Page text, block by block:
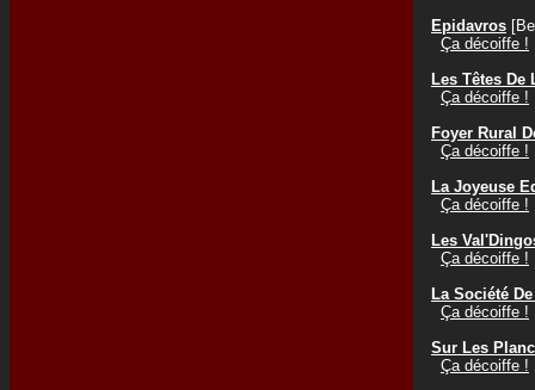
Epidavros
Ça décoiffe !
Les Têtes De
Ça décoiffe !
Foyer Rural
Ça décoiffe !
La Joyeuse
Ça décoiffe !
Les
Ça décoiffe !
La Société
Ça décoiffe !
Sur Les
Ça décoiffe !